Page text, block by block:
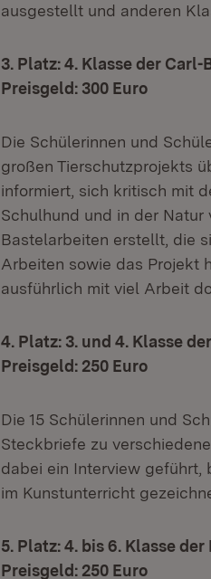
ausgestellt und anderen
3. Platz: 4. Klasse der
Preisgeld: 300 Euro
Die Schülerinnen und
großen Tierschutzprojekts
informiert, sich kritisch mit
Schulhund und in der
Bastelarbeiten erstellt, die
Arbeiten sowie das Projekt
ausführlich mit viel Arbeit
4. Platz: 3. und 4. Klasse
Preisgeld: 250 Euro
Die 15 Schülerinnen und
Steckbriefe zu
dabei ein Interview geführt,
im Kunstunterricht
5. Platz: 4. bis 6. Klasse
Preisgeld: 250 Euro